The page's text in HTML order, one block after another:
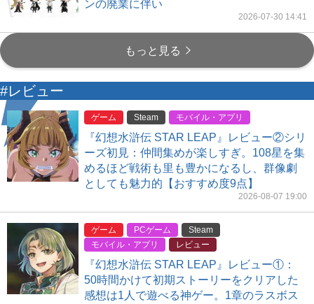
ンの廃業に伴い
2026-07-30 14:41
もっと見る
#レビュー
ゲーム Steam モバイル・アプリ
『幻想水滸伝 STAR LEAP』レビュー②シリ
ーズ初見：仲間集めが楽しすぎ。108星を集
めるほど戦術も里も豊かになるし、群像劇
としても魅力的【おすすめ度9点】
2026-08-07 19:00
ゲーム PCゲーム
Steam
モバイル・アプリ
レビュー
『幻想水滸伝 STAR LEAP』レビュー①：
50時間かけて初期ストーリーをクリアした
感想は1人で遊べる神ゲー。1章のラスボス